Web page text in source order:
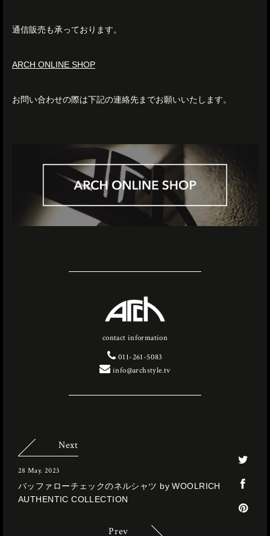
通信販売も承っております。
ARCH ONLINE SHOP
お問い合わせの際は下記の連絡先までお願いいたします。
contact information
011-261-5083
info@archstyle.tv
Next
28 May. 2023
バッファローチェックのネルシャツ by WOOLRICH
AUTHENTIC COLLECTION
Prev